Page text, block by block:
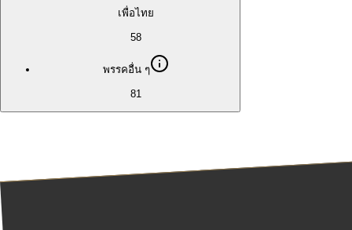
เพื่อไทย
58
พรรคอื่น ๆ
81